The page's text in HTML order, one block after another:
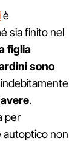
è
sia finito nel
figlia
sono
.
per
autoptico non